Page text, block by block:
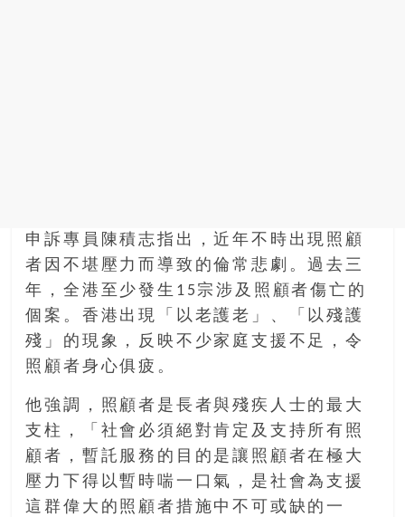
申訴專員陳積志指出，近年不時出現照顧
者因不堪壓力而導致的倫常悲劇。過去三
年，全港至少發生15宗涉及照顧者傷亡的
個案。香港出現「以老護老」、「以殘護
殘」的現象，反映不少家庭支援不足，令
照顧者身心俱疲。
他強調，照顧者是長者與殘疾人士的最大
支柱，「社會必須絕對肯定及支持所有照
顧者，暫託服務的目的是讓照顧者在極大
壓力下得以暫時喘一口氣，是社會為支援
這群偉大的照顧者措施中不可或缺的一